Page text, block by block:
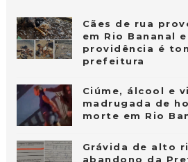
Cães de rua
em Rio Bananal
providência é
prefeitura
Ciúme, álcool e
madrugada de
morte em Rio
Grávida de alto
abandono da